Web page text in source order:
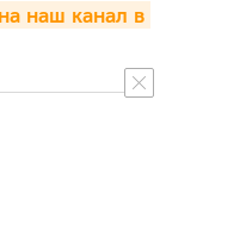
наш канал в